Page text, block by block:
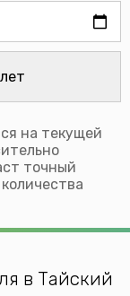
на текущей
точный
в Тайский